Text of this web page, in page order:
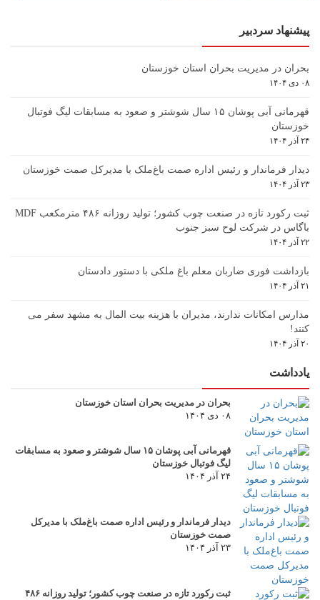
پیشنهاد سردبیر
بحران در مدیریت بحران استان خوزستان
۰۸ دی ۱۴۰۴
قهرمانی آبی پوشان ۱۵ سال شوشتر و صعود به مسابقات لیگ فوتبال
خوزستان
۲۴ آذر ۱۴۰۴
دیدار فرماندار و رئیس اداره صمت باغ‌ملک با مدیرکل صمت خوزستان
۲۳ آذر ۱۴۰۴
ثبت رکورد تازه در صنعت چوب کشور؛ تولید روزانه ۴۸۶ مترمکعب MDF
باگاس در شرکت لوح سبز جنوب
۲۲ آذر ۱۴۰۴
بازداشت فوری ضاربان معلم باغ ملکی با دستور دادستان
۲۱ آذر ۱۴۰۴
مدارس امکانات ندارند، مدیران با هزینه بیت المال به مشهد سفر می
کنند!
۲۰ آذر ۱۴۰۴
یادداشت
بحران در مدیریت بحران استان خوزستان
۰۸ دی ۱۴۰۴
قهرمانی آبی پوشان ۱۵ سال شوشتر و صعود به مسابقات
لیگ فوتبال خوزستان
۲۴ آذر ۱۴۰۴
دیدار فرماندار و رئیس اداره صمت باغ‌ملک با مدیرکل
صمت خوزستان
۲۳ آذر ۱۴۰۴
ثبت رکورد تازه در صنعت چوب کشور؛ تولید روزانه ۴۸۶